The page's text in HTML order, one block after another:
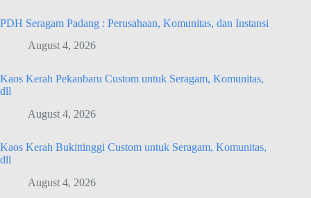
PDH Seragam Padang : Perusahaan, Komunitas, dan Instansi
August 4, 2026
Kaos Kerah Pekanbaru Custom untuk Seragam, Komunitas,
dll
August 4, 2026
Kaos Kerah Bukittinggi Custom untuk Seragam, Komunitas,
dll
August 4, 2026